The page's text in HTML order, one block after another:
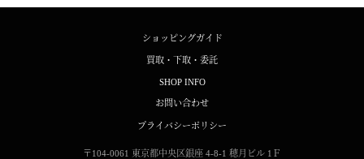
ショッピングガイド
買取・下取・委託
SHOP INFO
お問い合わせ
プライバシーポリシー
〒104-0061 東京都中央区銀座 4-8-1 穂月ビル 1Ｆ